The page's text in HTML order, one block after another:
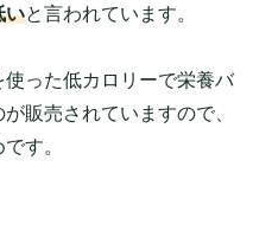
いと言われています。
った低カロリーで栄養バ
販売されていますので、
す。